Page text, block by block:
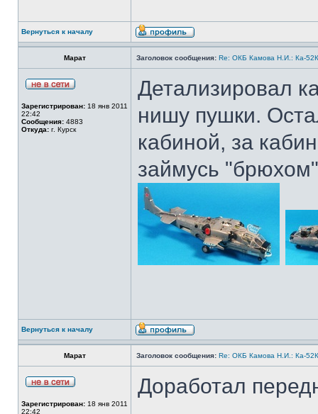
Вернуться к началу
Марат Заголовок сообщения: Re: ОКБ Камова Н.И.: Ка-
Зарегистрирован: 18 янв 2011
22:42
Сообщения: 4883
Откуда: г. Курск
Детализировал
нишу пушки.
кабиной, за
займусь
Вернуться к началу
Марат Заголовок сообщения: Re: ОКБ Камова Н.И.: Ка-
Зарегистрирован: 18 янв 2011
22:42
Доработал